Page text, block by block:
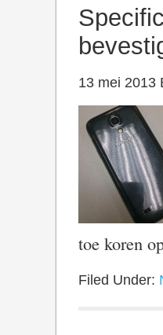
13 mei 2013
toe koren
Filed Under: